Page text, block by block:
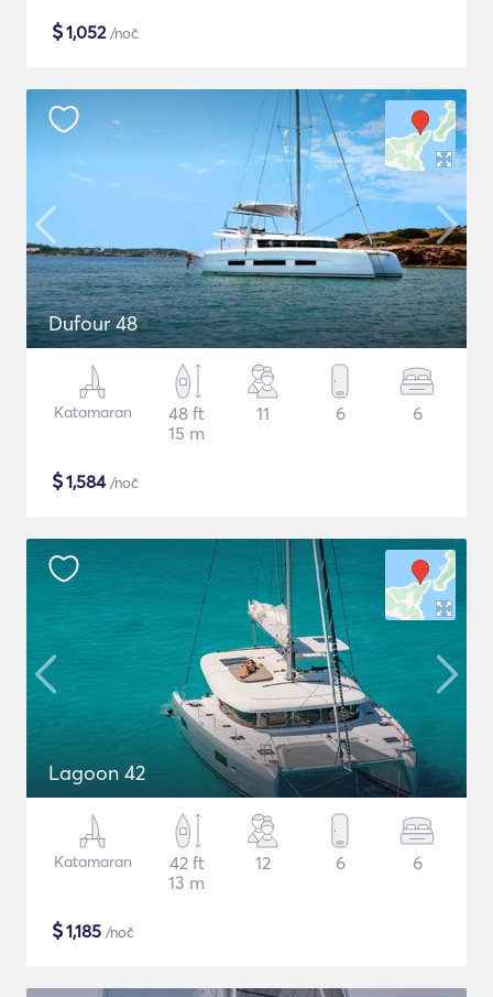
$1,052/noč
Dufour 48
Katamaran
48 ft
15 m
11 6 6
$1,584/noč
Lagoon 42
Katamaran
42 ft
13 m
12 6 6
$1,185 /noč